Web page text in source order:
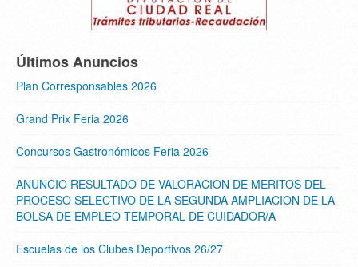
Últimos Anuncios
Plan Corresponsables 2026
Grand Prix Feria 2026
Concursos Gastronómicos Feria 2026
ANUNCIO RESULTADO DE VALORACION DE MERITOS DEL
PROCESO SELECTIVO DE LA SEGUNDA AMPLIACION DE LA
BOLSA DE EMPLEO TEMPORAL DE CUIDADOR/A
Escuelas de los Clubes Deportivos 26/27